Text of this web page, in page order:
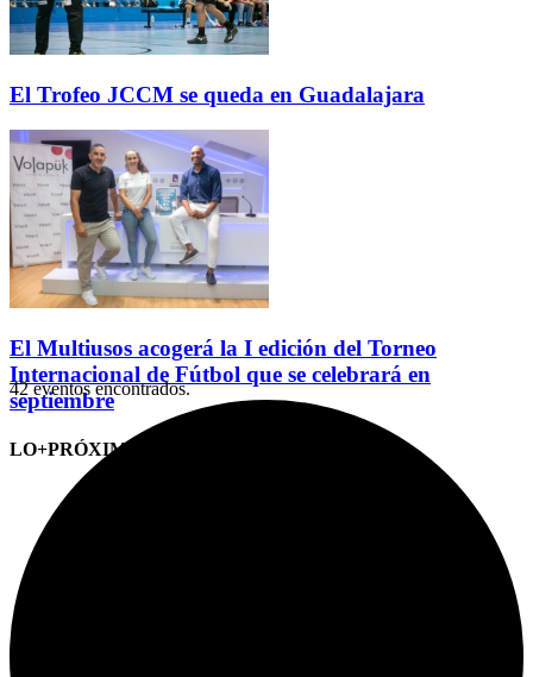
El Trofeo JCCM se queda en Guadalajara
El Multiusos acogerá la I edición del Torneo
Internacional de Fútbol que se celebrará en
septiembre
LO+PRÓXIMO (CITAS)
42 eventos encontrados.